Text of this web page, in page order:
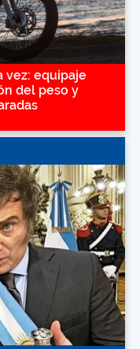
vez: equipaje
del peso y